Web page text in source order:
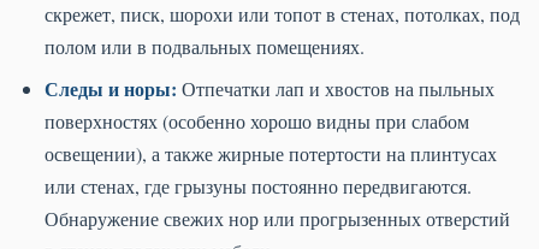
скрежет, писк, шорохи или топот в стенах, потолках, под
полом или в подвальных помещениях.
Следы и норы: Отпечатки лап и хвостов на пыльных
поверхностях (особенно хорошо видны при слабом
освещении), а также жирные потертости на плинтусах
или стенах, где грызуны постоянно передвигаются.
Обнаружение свежих нор или прогрызенных отверстий